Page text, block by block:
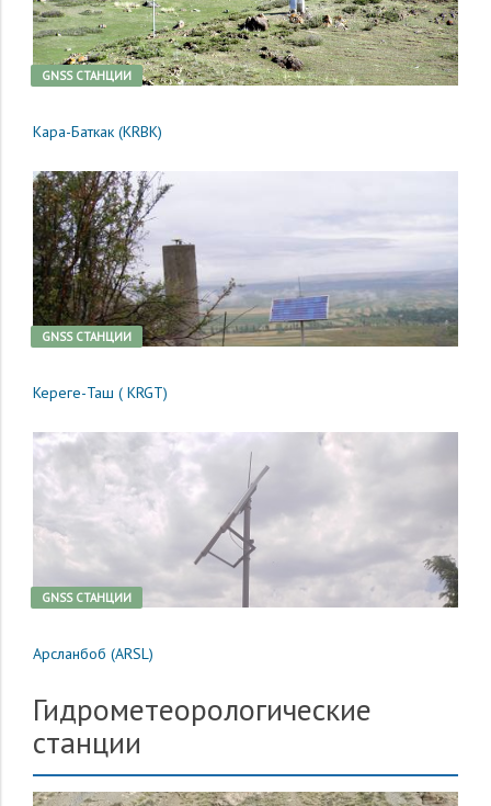
GNSS CТАНЦИИ
Кара-Баткак (KRBK)
GNSS CТАНЦИИ
Кереге-Таш ( KRGT)
GNSS CТАНЦИИ
Арсланбоб (ARSL)
Гидрометеорологические
станции